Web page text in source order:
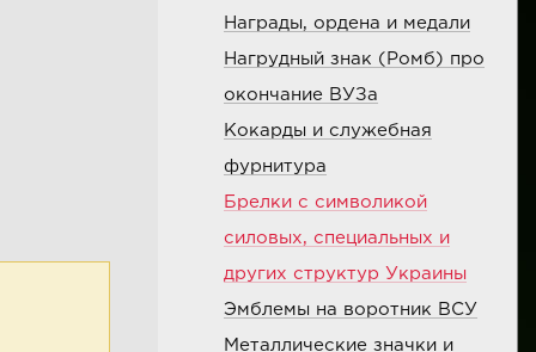
Награды, ордена и медали
Нагрудный знак (Ромб) про
окончание ВУЗа
Кокарды и служебная
фурнитура
Брелки с символикой
силовых, специальных и
других структур Украины
Эмблемы на воротник ВСУ
Металлические значки и